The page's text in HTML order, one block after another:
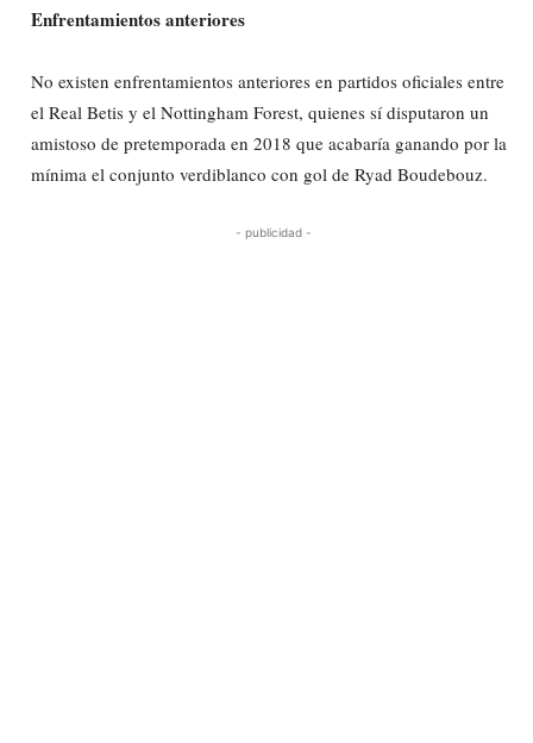
Enfrentamientos anteriores
No existen enfrentamientos anteriores en partidos oficiales entre
el Real Betis y el Nottingham Forest, quienes sí disputaron un
amistoso de pretemporada en 2018 que acabaría ganando por la
mínima el conjunto verdiblanco con gol de Ryad Boudebouz.
- publicidad -